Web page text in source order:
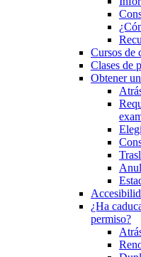
Cursos de
Clases de
Obtener
¿Ha
permiso?